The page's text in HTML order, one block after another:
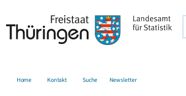
Home Kontakt Suche Newsletter